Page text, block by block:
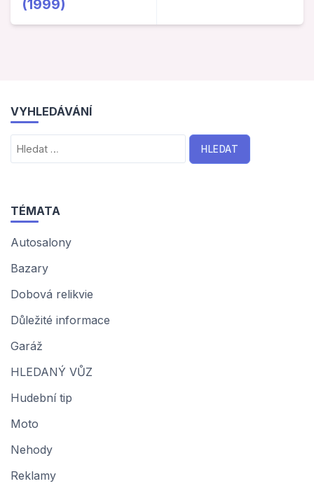
(1999)
VYHLEDÁVÁNÍ
Vyhledávání
TÉMATA
Autosalony
Bazary
Dobová relikvie
Důležité informace
Garáž
HLEDANÝ VŮZ
Hudební tip
Moto
Nehody
Reklamy